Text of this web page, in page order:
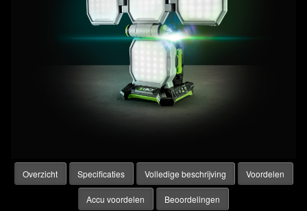
Overzicht Specificaties Volledige beschrijving Voordelen
Accu voordelen Beoordelingen